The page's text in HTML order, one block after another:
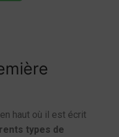
haut où il est écrit
types de